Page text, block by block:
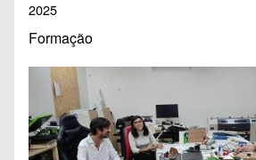
2025
Formação